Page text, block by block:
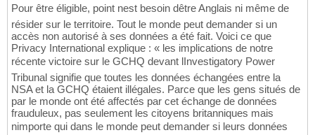
Pour être éligible, point nest besoin dêtre Anglais ni même de
résider sur le territoire. Tout le monde peut demander si un
accès non autorisé à ses données a été fait. Voici ce que
Privacy International explique : « les implications de notre
récente victoire sur le GCHQ devant lInvestigatory Power
Tribunal signifie que toutes les données échangées entre la
NSA et la GCHQ étaient illégales. Parce que les gens situés de
par le monde ont été affectés par cet échange de données
frauduleux, pas seulement les citoyens britanniques mais
nimporte qui dans le monde peut demander si leurs données